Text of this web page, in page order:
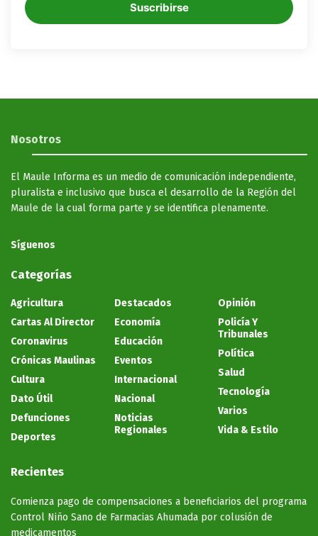
Suscribirse
Nosotros
El Maule Informa es un medio de comunicación independiente,
pluralista e inclusivo que busca el desarrollo de la Región del
Maule de la cual forma parte y se identifica plenamente.
Síguenos
Categorías
Agricultura
Cartas Al Director
Coronavirus
Crónicas Maulinas
Cultura
Dato Útil
Defunciones
Deportes
Destacados
Economía
Educación
Eventos
Internacional
Nacional
Noticias
Regionales
Opinión
Policía Y
Tribunales
Política
Salud
Tecnología
Varios
Vida & Estilo
Recientes
Comienza pago de compensaciones a beneficiarios del programa
Control Niño Sano de Farmacias Ahumada por colusión de
medicamentos